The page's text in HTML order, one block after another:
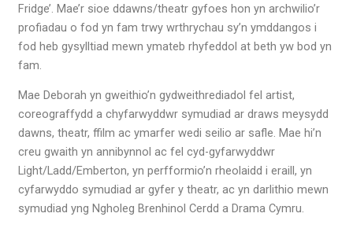
Fridge’. Mae’r sioe ddawns/theatr gyfoes hon yn archwilio’r
profiadau o fod yn fam trwy wrthrychau sy’n ymddangos i
fod heb gysylltiad mewn ymateb rhyfeddol at beth yw bod yn
fam.
Mae Deborah yn gweithio’n gydweithrediadol fel artist,
coreograffydd a chyfarwyddwr symudiad ar draws meysydd
dawns, theatr, ffilm ac ymarfer wedi seilio ar safle. Mae hi’n
creu gwaith yn annibynnol ac fel cyd-gyfarwyddwr
Light/Ladd/Emberton, yn perfformio’n rheolaidd i eraill, yn
cyfarwyddo symudiad ar gyfer y theatr, ac yn darlithio mewn
symudiad yng Ngholeg Brenhinol Cerdd a Drama Cymru.